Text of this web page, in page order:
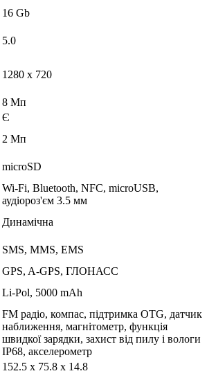
16 Gb
5.0
1280 x 720
8 Мп
Є
2 Мп
microSD
Wi-Fi, Bluetooth, NFC, microUSB,
аудіороз'єм 3.5 мм
Динамічна
SMS, MMS, EMS
GPS, A-GPS, ГЛОНАСС
Li-Pol, 5000 mAh
FM радіо, компас, підтримка OTG, датчик
наближення, магнітометр, функція
швидкої зарядки, захист від пилу і вологи
IP68, акселерометр
152.5 х 75.8 х 14.8